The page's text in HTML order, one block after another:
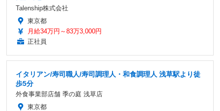
Talenship株式会社
東京都
月給34万円～83万3,000円
正社員
イタリアン/寿司職人/寿司調理人・和食調理人 浅草駅より徒
歩5分
外食事業部店舗 季の庭 浅草店
東京都